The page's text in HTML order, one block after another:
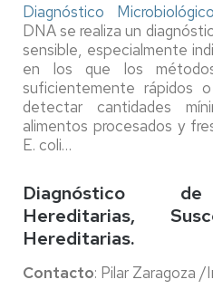
Diagnóstico Microbiológico
DNA se realiza un
sensible, especialmente
en los que los
suficientemente rápidos
detectar cantidades
alimentos procesados y
E. coli…
Diagnóstico de
Hereditarias,
Hereditarias.
Contacto: Pilar Zaragoza